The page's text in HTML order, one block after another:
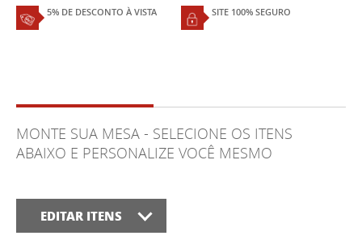
5% DE DESCONTO À VISTA SITE 100% SEGURO
MONTE SUA MESA - SELECIONE OS ITENS
ABAIXO E PERSONALIZE VOCÊ MESMO
EDITAR ITENS